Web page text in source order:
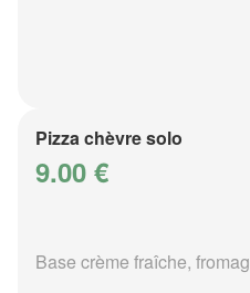
Pizza chèvre solo
9.00 €
Base crème fraîche,